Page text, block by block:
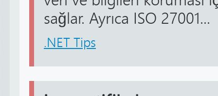
sağlar. Ayrıca ISO 27001...
.NET Tips